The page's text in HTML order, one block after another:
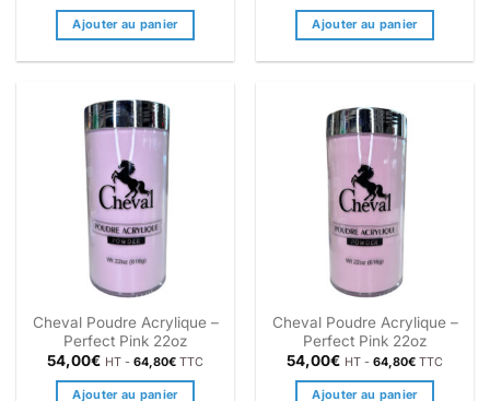
Ajouter au panier Ajouter au panier
Cheval Poudre Acrylique –
Perfect Pink 22oz
54,00€ HT - 64,80€ TTC
Ajouter au panier
Cheval Poudre Acrylique –
Perfect Pink 22oz
54,00€ HT - 64,80€ TTC
Ajouter au panier